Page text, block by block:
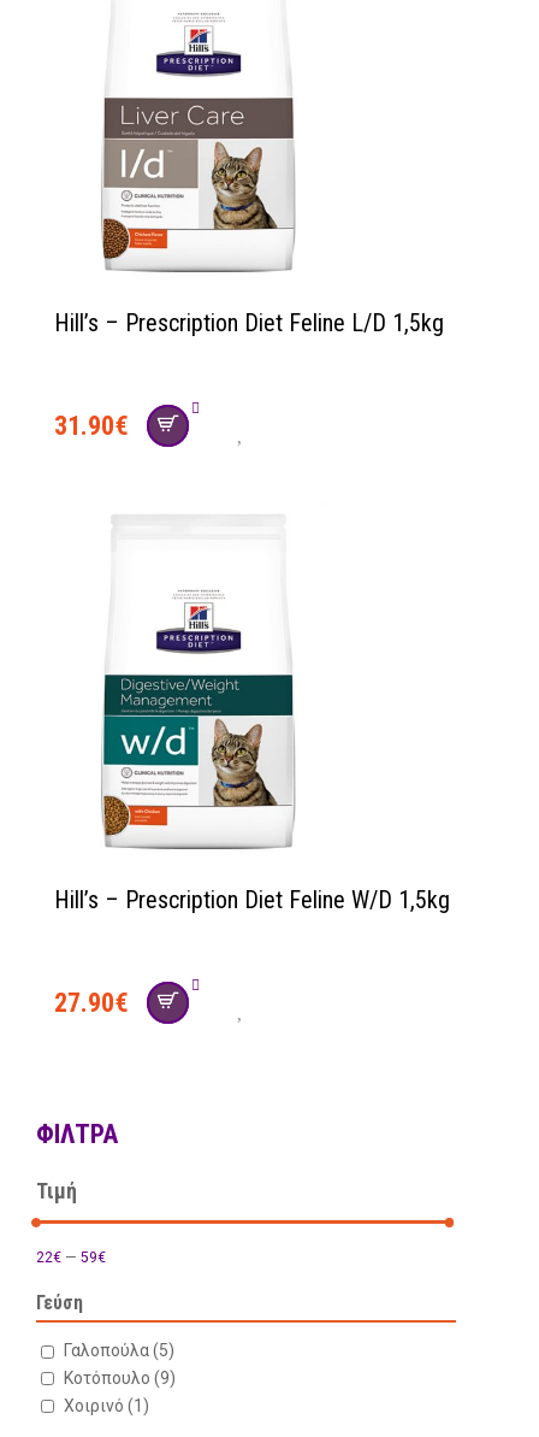
Hill’s – Prescription Diet Feline L/D 1,5kg
31.90€
Hill’s – Prescription Diet Feline W/D 1,5kg
27.90€
ΦΊΛΤΡΑ
Τιμή
22€ — 59€
Γεύση
Γαλοπούλα(5)
Κοτόπουλο (9)
Χοιρινό (1)